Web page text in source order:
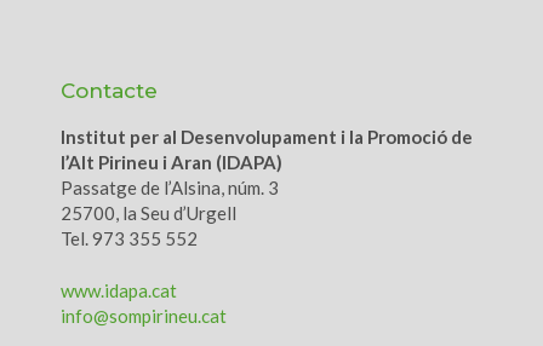
Contacte
Institut per al Desenvolupament i la Promoció de
l’Alt Pirineu i Aran (IDAPA)
Passatge de l’Alsina, núm. 3
25700, la Seu d’Urgell
Tel. 973 355 552
www.idapa.cat
info@sompirineu.cat